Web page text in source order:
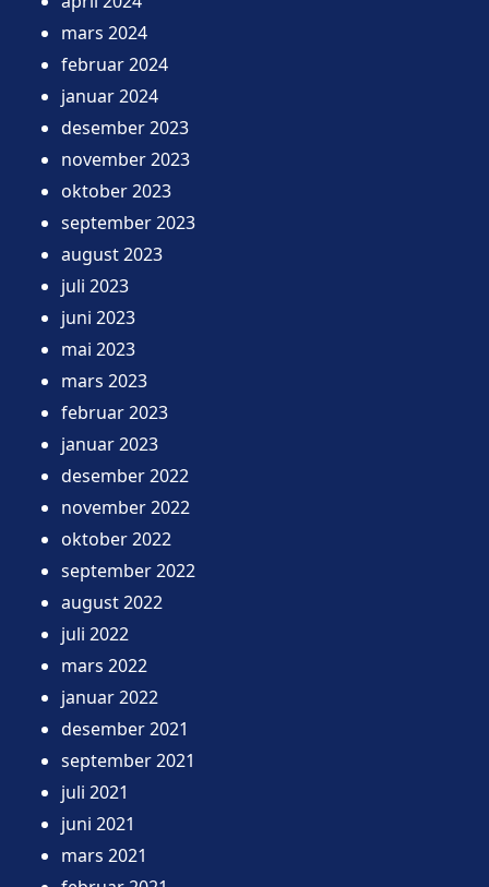
mars 2024
februar 2024
januar 2024
desember 2023
november 2023
oktober 2023
september 2023
august 2023
juli 2023
juni 2023
mai 2023
mars 2023
februar 2023
januar 2023
desember 2022
november 2022
oktober 2022
september 2022
august 2022
juli 2022
mars 2022
januar 2022
desember 2021
september 2021
juli 2021
juni 2021
mars 2021